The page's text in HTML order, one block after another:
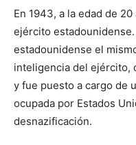
En 1943, a la edad de
ejército
estadounidense el
inteligencia del ejército,
y fue puesto a cargo de
ocupada por Estados
desnazificación.